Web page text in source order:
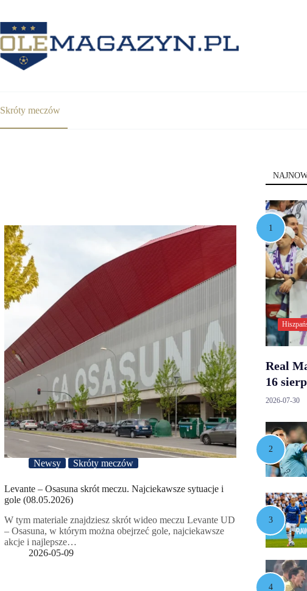
Skróty meczów
Newsy Skróty meczów
Levante – Osasuna skrót meczu. Najciekawsze sytuacje i
gole (08.05.2026)
W tym materiale znajdziesz skrót wideo meczu Levante UD
– Osasuna, w którym można obejrzeć gole, najciekawsze
akcje i najlepsze…
2026-05-09
Real
16
2026-07-30